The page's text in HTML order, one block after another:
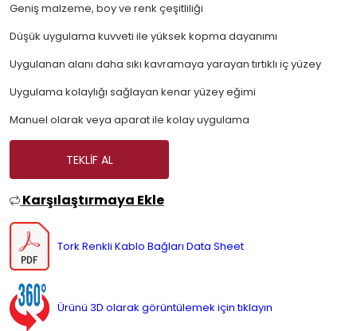
Geniş malzeme, boy ve renk çeşitliliği
Düşük uygulama kuvveti ile yüksek kopma dayanımı
Uygulanan alanı daha sıkı kavramaya yarayan tırtıklı iç yüzey
Uygulama kolaylığı sağlayan kenar yüzey eğimi
Manuel olarak veya aparat ile kolay uygulama
TEKLIF AL
Karşılaştırmaya Ekle
Tork Renkli Kablo Bağları Data Sheet
Ürünü 3D olarak görüntülemek için tıklayın